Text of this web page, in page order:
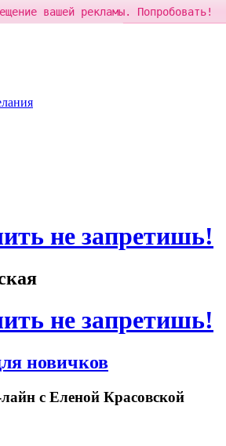
не запретишь!
не запретишь!
новичков
с Еленой Красовской
вашей рекламы. Попробовать!